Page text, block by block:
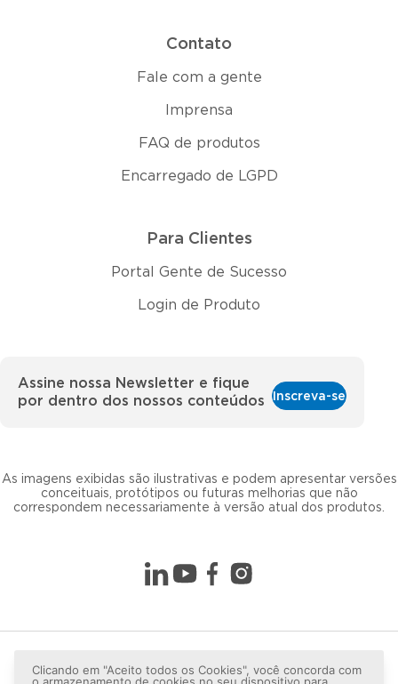
Contato
Fale com a gente
Imprensa
FAQ de produtos
Encarregado de LGPD
Para Clientes
Portal Gente de Sucesso
Login de Produto
As imagens exibidas são ilustrativas e podem apresentar versões
conceituais, protótipos ou futuras melhorias que não
correspondem necessariamente à versão atual dos produtos.
Assine nossa Newsletter e fique
por dentro dos nossos conteúdos
Inscreva-se
Clicando em "Aceito todos os Cookies", você concorda com